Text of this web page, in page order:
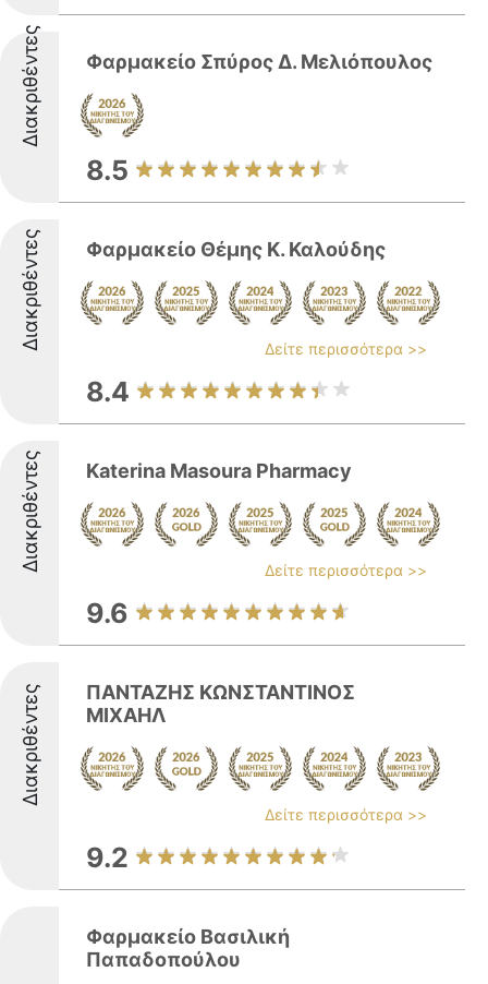
Διακριθέντες Φαρμακείο Σπύρος Δ. Μελιόπουλος
8.5
Διακριθέντες Φαρμακείο Θέμης Κ. Καλούδης
Δείτε περισσότερα >>
8.4
Διακριθέντες Katerina Masoura Pharmacy
Δείτε περισσότερα >>
9.6
Διακριθέντες
ΠΑΝΤΑΖΗΣ ΚΩΝΣΤΑΝΤΙΝΟΣ
ΜΙΧΑΗΛ
Δείτε περισσότερα >>
9.2
Φαρμακείο Βασιλική
Παπαδοπούλου